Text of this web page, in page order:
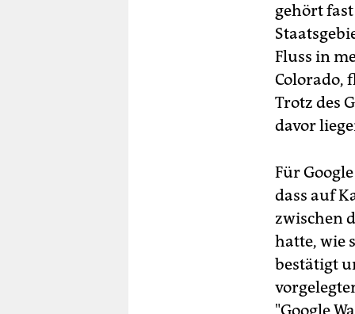
gehört
Fluss in
Colorado,
Trotz des
davor
Für
dass auf
zwischen
hatte, wie
bestätigt
"Google